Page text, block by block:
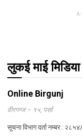
लुकई माई मिडिया
Online Birgunj
वीरगन्ज – १५, पर्सा
सूचना विभाग दर्ता नम्बर :